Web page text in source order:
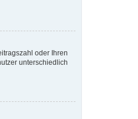
oder Ihren
unterschiedlich